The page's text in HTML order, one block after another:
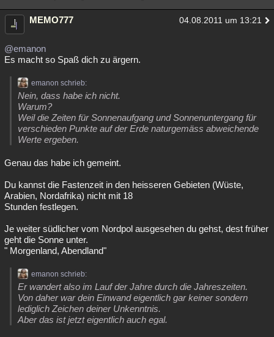
MEMO777 04.08.2011 um 13:21
@emanon
Es macht so Spaß dich zu ärgern.
emanon schrieb:
Nein, dass habe ich nicht.
Warum?
Weil die Zeiten für Sonnenaufgang und Sonnenuntergang für
verschieden Punkte auf der Erde naturgemäss abweichende
Werte ergeben.
Genau das habe ich gemeint.
Du kannst die Fastenzeit in den heisseren Gebieten (Wüste,
Arabien, Nordafrika) nicht mit 18
Stunden festlegen.
Je weiter südlicher vom Nordpol ausgesehen du gehst, dest früher
geht die Sonne unter.
" Morgenland, Abendland"
emanon schrieb:
Er wandert also im Lauf der Jahre durch die Jahreszeiten.
Von daher war dein Einwand eigentlich gar keiner sondern
lediglich Zeichen deiner Unkenntnis.
Aber das ist jetzt eigentlich auch egal.